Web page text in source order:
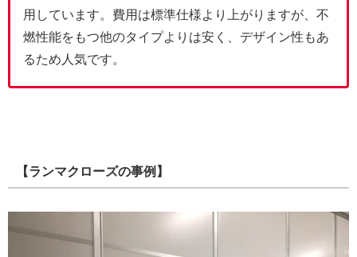
用しています。費用は標準仕様より上がりますが、不
燃性能をもつ他のタイプよりは安く、デザイン性もあ
るため人気です。
【ランマクローズの事例】